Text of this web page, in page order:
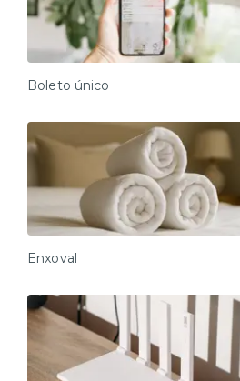
Boleto único
Enxoval